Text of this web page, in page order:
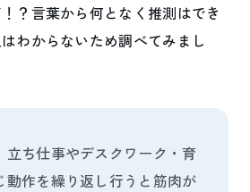
？言葉から何となく推測はでき
わからないため調べてみまし
立ち仕事やデスクワーク・育
動作を繰り返し行うと筋肉が